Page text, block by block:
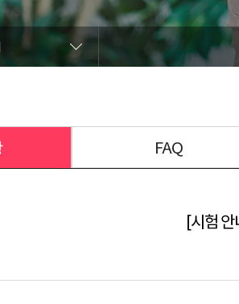
FAQ
[시험